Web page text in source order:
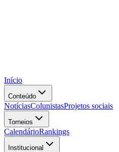
Início
Conteúdo
NotíciasColunistasProjetos sociais
Torneios
CalendárioRankings
Institucional